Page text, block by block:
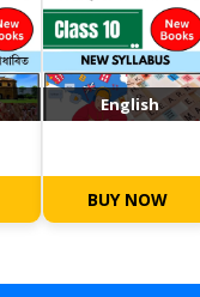
English
BUY NOW